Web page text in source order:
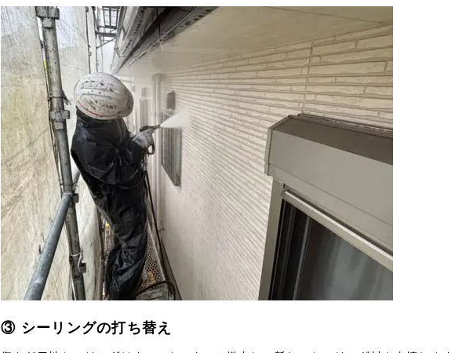
③ シーリングの打ち替え